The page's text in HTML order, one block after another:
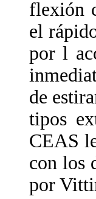
flexión
el
por l
de
tipos
CEAS
con los
por